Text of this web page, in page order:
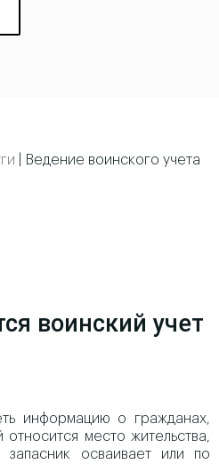
Ведение воинского учета
воинский учет
информацию о гражданах,
место жительства,
запасник осваивает или по